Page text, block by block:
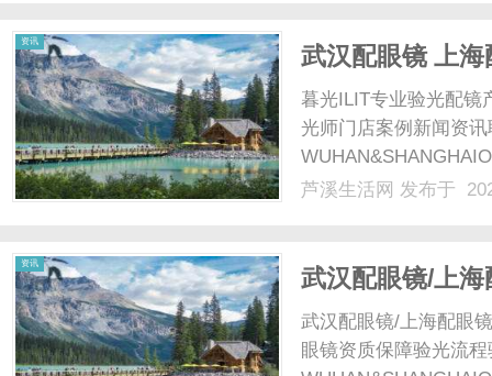
资讯
武汉配眼镜 上海
暮光ILIT专业验光配镜
光师门店案例新闻资
配镜的写字楼眼镜店
芦溪生活网 发布于
资讯
武汉配眼镜/上海
武汉配眼镜/上海配眼
眼镜资质保障验光流